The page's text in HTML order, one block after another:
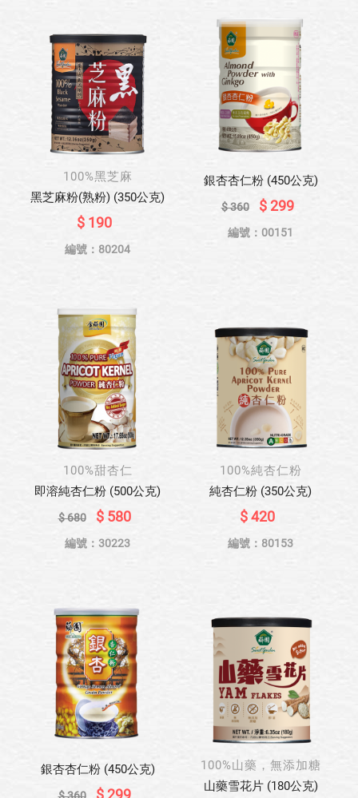
100%黑芝麻
黑芝麻粉(熟粉) (350公克)
$ 190
編號：80204
銀杏杏仁粉 (450公克)
$ 360 $ 299
編號：00151
100%甜杏仁
即溶純杏仁粉 (500公克)
$ 680 $ 580
編號：30223
100%純杏仁粉
純杏仁粉 (350公克)
$ 420
編號：80153
銀杏杏仁粉 (450公克)
$ 360 $ 299
100%山藥，無添加糖
山藥雪花片 (180公克)